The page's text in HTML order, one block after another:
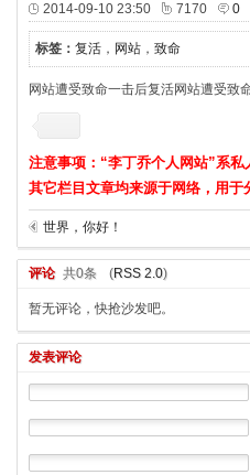
2014-09-10 23:50 7170 0
标签： 复活 ， 网站 ， 致命
网站遭受致命一击后复活网站遭受致
注意事项：“李丁乔个人网站”系
其它栏目文章均来源于网络，用
世界，你好！
评论 共0条 (RSS 2.0)
暂无评论，快抢沙发吧。
发表评论